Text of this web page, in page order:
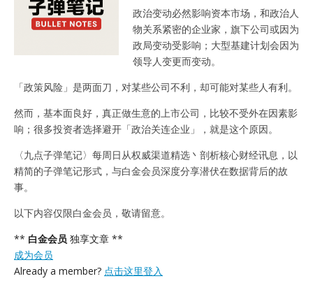
政治变动必然影响资本市场，和政治人
物关系紧密的企业家，旗下公司或因为
政局变动受影响；大型基建计划会因为
领导人变更而变动。
「政策风险」是两面刀，对某些公司不利，却可能对某些人有利。
然而，基本面良好，真正做生意的上市公司，比较不受外在因素影
响；很多投资者选择避开「政治关连企业」，就是这个原因。
〈九点子弹笔记〉每周日从权威渠道精选丶剖析核心财经讯息，以
精简的子弹笔记形式，与白金会员深度分享潜伏在数据背后的故
事。
以下内容仅限白金会员，敬请留意。
** 白金会员 独享文章 **
成为会员
Already a member? 点击这里登入